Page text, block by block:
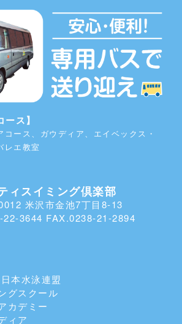
ース】
コース、ガウディア、エイベックス・
レエ教室
ィスイミング倶楽部
米沢市金池7丁目8-13
22-3644 FAX.0238-21-2894
本水泳連盟
グスクール
カデミー
ィア